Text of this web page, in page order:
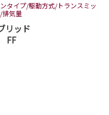
タイプ/駆動方式/トランスミッ
/排気量
リッド
FF